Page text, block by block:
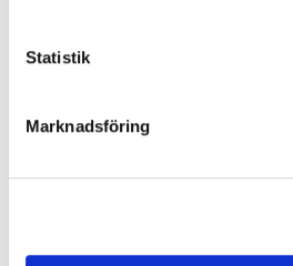
Statistik
Marknadsföring
5av
Ingen svensk ekonom kan mäta
5av5